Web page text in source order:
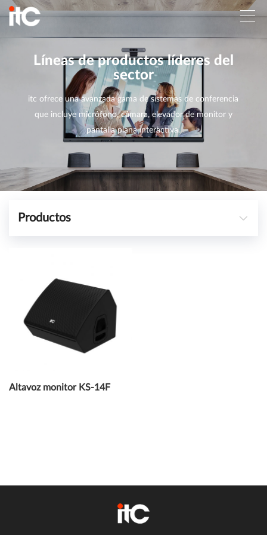
Líneas de productos líderes del
sector
itc ofrece una avanzada gama de sistemas de conferencia
que incluye micrófono, cámara, elevador de monitor y
pantalla plana interactiva.
Productos
Altavoz monitor KS-14F